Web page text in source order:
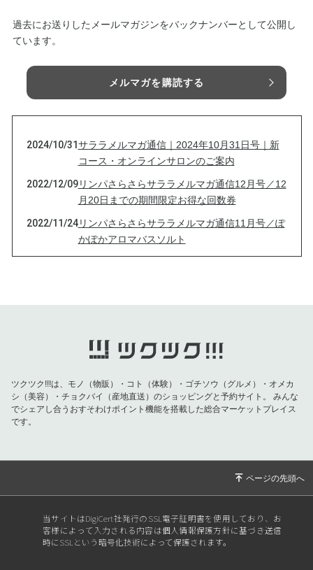
過去にお送りしたメールマガジンをバックナンバーとして公開し
ています。
メルマガを購読する
2024/10/31サララメルマガ通信｜2024年10月31日号｜新
コース・オンラインサロンのご案内
2022/12/09リンパさらさらサララメルマガ通信12月号／12
月20日までの期間限定お得な回数券
2022/11/24リンパさらさらサララメルマガ通信11月号／ぽ
かぽかアロマバスソルト
リンパさらさらサララメルマガ通信11月4日号
／ふくらはぎのむくみすっきり＆小顔に♪ビュ
2021/10/19リンパさらさらSALALAメルマガ通信10月19日
号／セルフケアオンライン講座10月は無料です
ーリングサロンへ
2021/04/09リンパさらさら元気とキレイをサポートサララ
ツクツク!!!は、モノ（物販）・コト（体験）・ゴチソウ（グルメ）・オメカ
シ（美容）・チョクバイ（産地直送）のショッピングと予約サイト。
みんな
でシェアし合うおすそわけポイント機能を搭載した総合マーケットプレイス
です。
当サイトはDigiCert社発行のSSL電子証明書を使用しており、お
客様によって入力される内容は個人情報保護方針に基づき送信
時にSSLという暗号化技術によって保護されます。